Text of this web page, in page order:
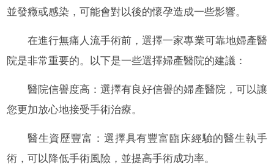
並發癥或感染，可能會對以後的懷孕造成一些影響。
在進行無痛人流手術前，選擇一家專業可靠地婦產醫
院是非常重要的。以下是一些選擇婦產醫院的建議：
醫院信譽度高：選擇有良好信譽的婦產醫院，可以讓
您更加放心地接受手術治療。
醫生資歷豐富：選擇具有豐富臨床經驗的醫生執手
術，可以降低手術風險，並提高手術成功率。